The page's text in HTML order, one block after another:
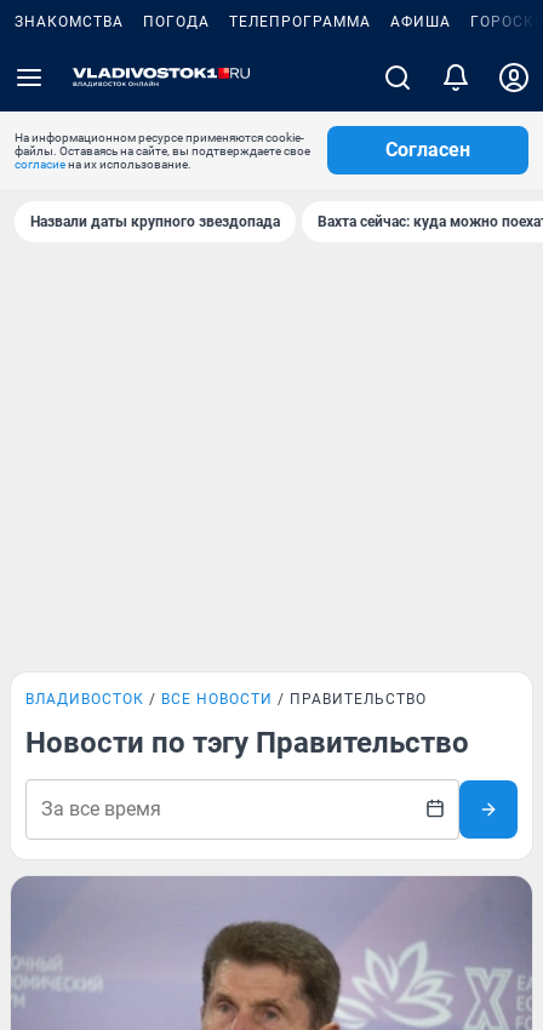
ЗНАКОМСТВА ПОГОДА ТЕЛЕПРОГРАММА АФИША
На информационном ресурсе применяются cookie-
файлы. Оставаясь на сайте, вы подтверждаете свое
согласиена их использование.
Согласен
Назвали даты крупного звездопада Вахта сейчас: куда можно
ВЛАДИВОСТОК ВСЕ НОВОСТИ ПРАВИТЕЛЬСТВО
Новости по тэгу Правительство